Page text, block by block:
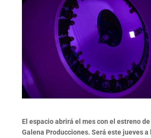
El espacio abrirá el mes con el estreno
Galena Producciones. Será este jueves a